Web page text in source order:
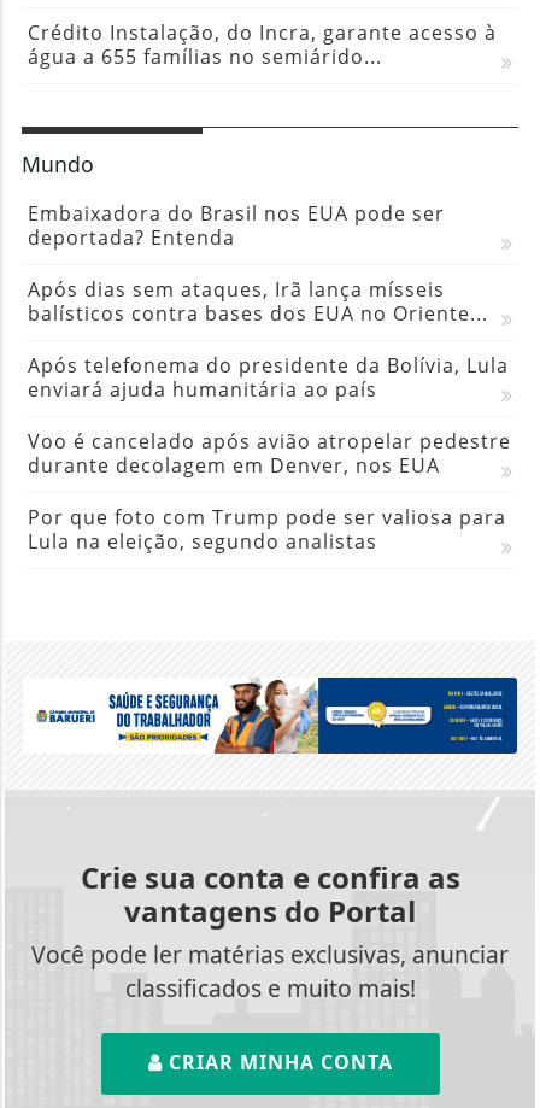
Crédito Instalação, do Incra, garante acesso à
água a 655 famílias no semiárido...
Mundo
Embaixadora do Brasil nos EUA pode ser
deportada? Entenda
Após dias sem ataques, Irã lança mísseis
balísticos contra bases dos EUA no Oriente...
Após telefonema do presidente da Bolívia, Lula
enviará ajuda humanitária ao país
Voo é cancelado após avião atropelar pedestre
durante decolagem em Denver, nos EUA
Por que foto com Trump pode ser valiosa para
Lula na eleição, segundo analistas
Crie sua conta e confira as
vantagens do Portal
Você pode ler matérias exclusivas, anunciar
classificados e muito mais!
CRIAR MINHA CONTA